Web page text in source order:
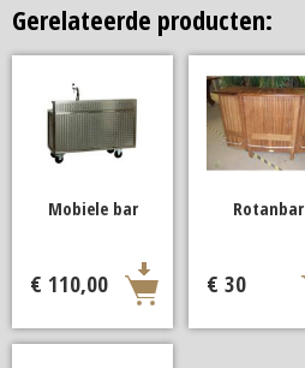
Gerelateerde producten:
Mobiele bar
€ 110,00
Rotanbar
€ 30